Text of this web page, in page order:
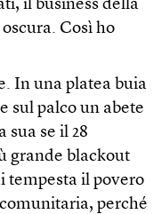
il business della
Così ho
In una platea buia
sul palco un abete
sua se il 28
grande blackout
tempesta il povero
perché